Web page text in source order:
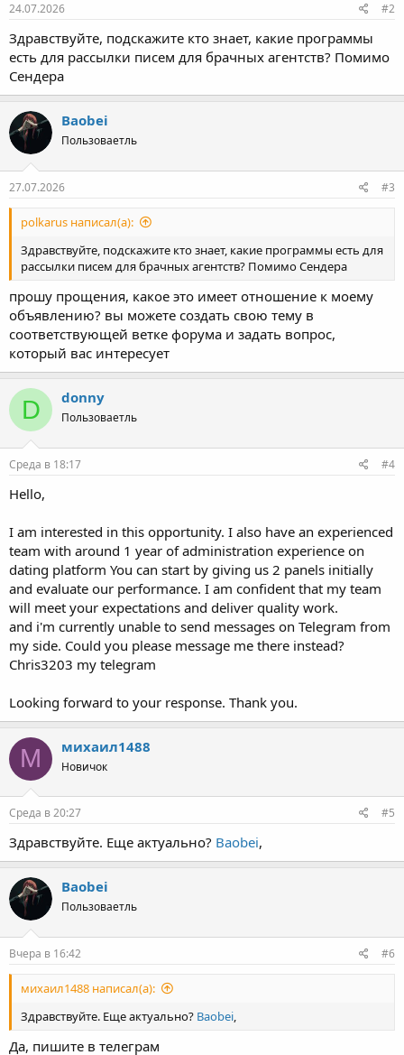
24.07.2026 #2
Здравствуйте, подскажите кто знает, какие программы
есть для рассылки писем для брачных агентств? Помимо
Сендера
Baobei
Пользоваетль
27.07.2026 #3
polkarus написал(а):
Здравствуйте, подскажите кто знает, какие программы есть для
рассылки писем для брачных агентств? Помимо Сендера
прошу прощения, какое это имеет отношение к моему
объявлению? вы можете создать свою тему в
соответствующей ветке форума и задать вопрос,
который вас интересует
D donny
Пользоваетль
Среда в 18:17 #4
Hello,
I am interested in this opportunity. I also have an experienced
team with around 1 year of administration experience on
dating platform You can start by giving us 2 panels initially
and evaluate our performance. I am confident that my team
will meet your expectations and deliver quality work.
and i'm currently unable to send messages on Telegram from
my side. Could you please message me there instead?
Chris3203 my telegram
Looking forward to your response. Thank you.
М михаил1488
Новичок
Среда в 20:27 #5
Здравствуйте. Еще актуально? Baobei,
Baobei
Пользоваетль
Вчера в 16:42 #6
михаил1488 написал(а):
Здравствуйте. Еще актуально? Baobei
Да, пишите в телеграм